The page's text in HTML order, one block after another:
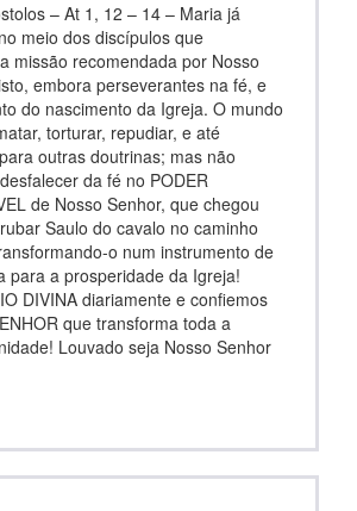
– At 1, 12 – 14 – Maria já
meio dos discípulos que
missão recomendada por Nosso
embora perseverantes na fé, e
do nascimento da Igreja. O mundo
torturar, repudiar, e até
outras doutrinas; mas não
da fé no PODER
de Nosso Senhor, que chegou
Saulo do cavalo no caminho
o num instrumento de
para a prosperidade da Igreja!
DIVINA diariamente e confiemos
que transforma toda a
Louvado seja Nosso Senhor